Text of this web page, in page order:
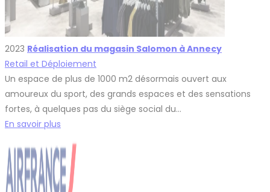
2023 Réalisation du magasin Salomon à Annecy
Retail et Déploiement
Un espace de plus de 1000 m2 désormais ouvert aux
amoureux du sport, des grands espaces et des sensations
fortes, à quelques pas du siège social du…
En savoir plus